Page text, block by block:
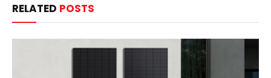
RELATED POSTS